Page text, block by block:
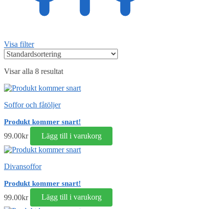
Visa filter
Visar alla 8 resultat
Soffor och fåtöljer
Produkt kommer snart!
99.00kr Lägg till i varukorg
Divansoffor
Produkt kommer snart!
99.00kr Lägg till i varukorg